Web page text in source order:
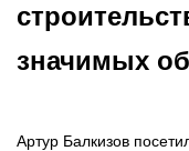
значимых
Артур Балкизов